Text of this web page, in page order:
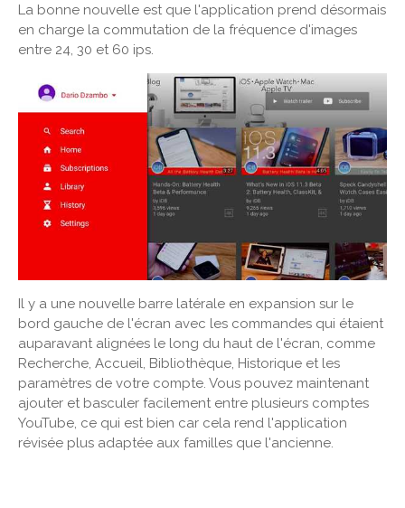
La bonne nouvelle est que l'application prend désormais
en charge la commutation de la fréquence d'images
entre 24, 30 et 60 ips.
Il y a une nouvelle barre latérale en expansion sur le
bord gauche de l'écran avec les commandes qui étaient
auparavant alignées le long du haut de l'écran, comme
Recherche, Accueil, Bibliothèque, Historique et les
paramètres de votre compte. Vous pouvez maintenant
ajouter et basculer facilement entre plusieurs comptes
YouTube, ce qui est bien car cela rend l'application
révisée plus adaptée aux familles que l'ancienne.